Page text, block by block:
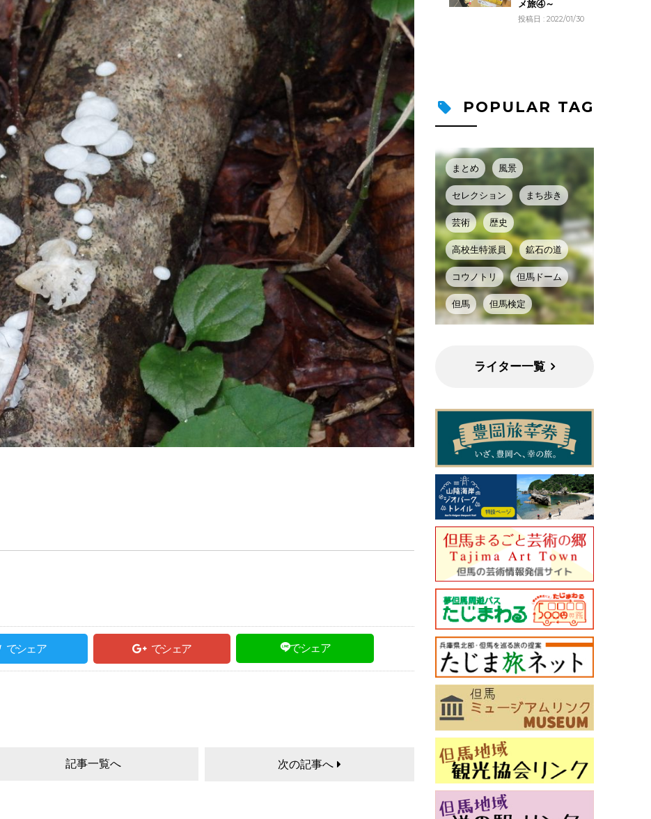
でシェア でシェア でシェア
記事一覧へ 次の記事へ
メ旅④～
投稿日 : 2022/01/30
POPULAR TAG
まとめ 風景
セレクション まち歩き
芸術 歴史
高校生特派員 鉱石の道
コウノトリ 但馬ドーム
但馬 但馬検定
ライター一覧